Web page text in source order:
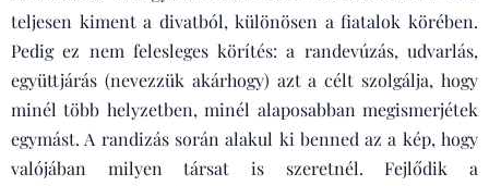
teljesen kiment a divatból, különösen a fiatalok körében.
Pedig ez nem felesleges körítés: a randevúzás, udvarlás,
együttjárás (nevezzük akárhogy) azt a célt szolgálja, hogy
minél több helyzetben, minél alaposabban megismerjétek
egymást. A randizás során alakul ki benned az a kép, hogy
valójában milyen társat is szeretnél. Fejlődik a